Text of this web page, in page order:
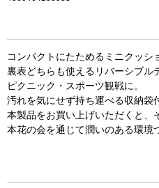
コンパクトにたためるミニクッシ
裏表どちらも使えるリバーシブル
ピクニック・スポーツ観戦に。
汚れを気にせず持ち運べる収納袋
本製品をお買い上げいただくと、
本花の会を通じて潤いのある環境